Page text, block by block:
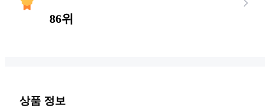
86위
상품 정보